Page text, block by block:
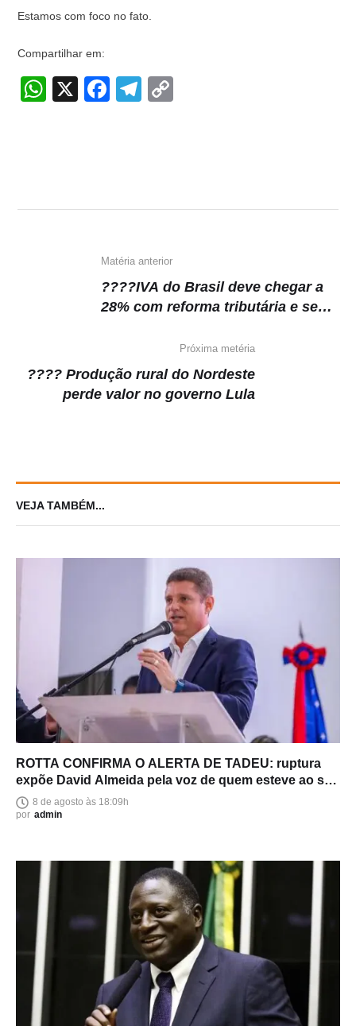
Estamos com foco no fato.
Compartilhar em:
W
p
X
F
o
k
T
m n
Matéria anterior
????IVA do Brasil deve chegar a
28% com reforma tributária e se
Próxima metéria
???? Produção rural do Nordeste
perde valor no governo Lula
VEJA TAMBÉM...
ROTTA CONFIRMA O ALERTA DE TADEU: ruptura
expõe David Almeida pela voz de quem esteve ao seu
lado8 de agosto às 18:09h
por admin